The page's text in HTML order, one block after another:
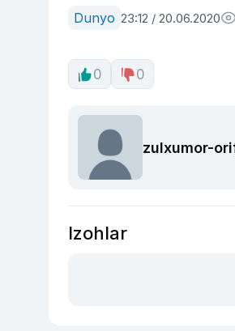
Dunyo 23:12 / 20.06.2020
0 0
zulxumor-
Izohlar